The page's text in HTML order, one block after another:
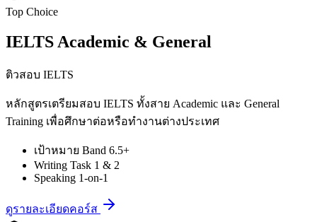
Top Choice
IELTS Academic & General
ติวสอบ IELTS
หลักสูตรเตรียมสอบ IELTS ทั้งสาย Academic และ General
Training เพื่อศึกษาต่อหรือทำงานต่างประเทศ
เป้าหมาย Band 6.5+
Writing Task 1 & 2
Speaking 1-on-1
ดูรายละเอียดคอร์ส